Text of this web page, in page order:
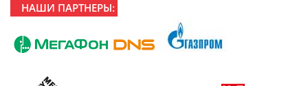
НАШИ ПАРТНЕРЫ: